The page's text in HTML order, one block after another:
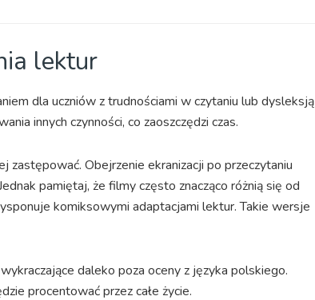
lektur
dla uczniów z trudnościami w czytaniu lub dysleksją
innych czynności, co zaoszczędzi czas.
Obejrzenie ekranizacji po przeczytaniu
pamiętaj, że filmy często znacząco różnią się od
komiksowymi adaptacjami lektur. Takie wersje
daleko poza oceny z języka polskiego.
procentować przez całe życie.